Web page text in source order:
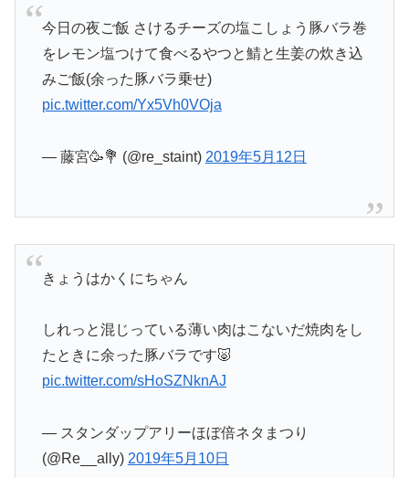
今日の夜ご飯 さけるチーズの塩こしょう豚バラ巻
をレモン塩つけて食べるやつと鯖と生姜の炊き込
みご飯(余った豚バラ乗せ)
pic.twitter.com/Yx5Vh0VOja
— 藤宮🥳💐 (@re_staint) 2019年5月12日
きょうはかくにちゃん
しれっと混じっている薄い肉はこないだ焼肉をし
たときに余った豚バラです🐷
pic.twitter.com/sHoSZNknAJ
— スタンダップアリーほぼ倍ネタまつり
(@Re__ally) 2019年5月10日